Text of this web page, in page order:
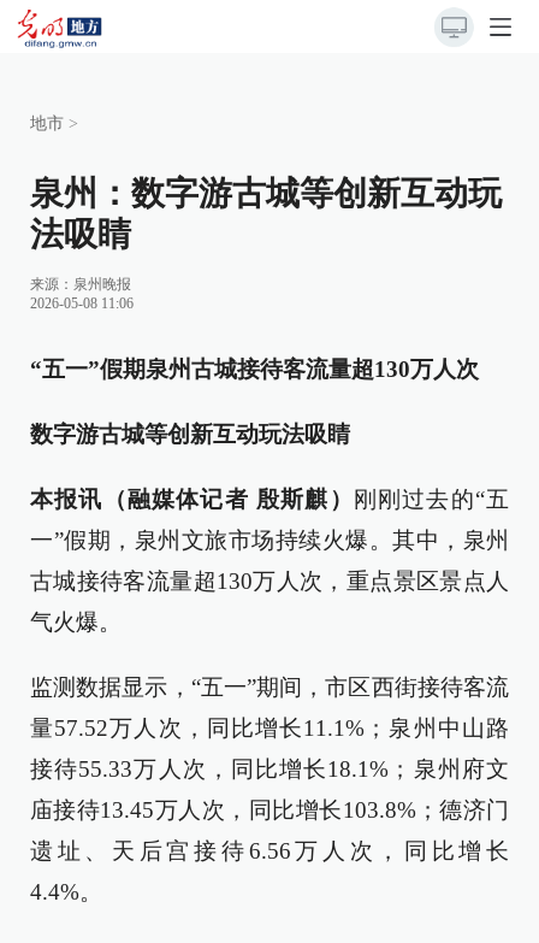
地市 >
泉州：数字游古城等创新互动玩
法吸睛
来源： 泉州晚报
2026-05-08 11:06
“五一”假期泉州古城接待客流量超130万人次
数字游古城等创新互动玩法吸睛
本报讯（融媒体记者 殷斯麒）
刚刚过去的“五
一”假期，泉州文旅市场持续火爆。其中，泉州
古城接待客流量超130万人次，重点景区景点人
气火爆。
监测数据显示，“五一”期间，市区西街接待客流
量57.52万人次，同比增长11.1%；泉州中山路
接待55.33万人次，同比增长18.1%；泉州府文
庙接待13.45万人次，同比增长103.8%；德济门
遗址、天后宫接待6.56万人次，同比增长
4.4%。